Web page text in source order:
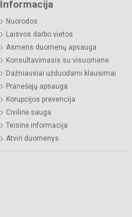
Informacija
Nuorodos
Laisvos darbo vietos
Asmens duomenų apsauga
Konsultavimasis su visuomene
Dažniausiai užduodami klausimai
Pranešėjų apsauga
Korupcijos prevencija
Civilinė sauga
Teisinė informacija
Atviri duomenys